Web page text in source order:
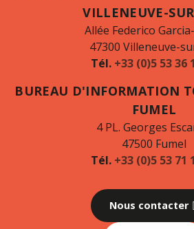
VILLENEUVE-
Allée Federico
47300 Villeneuve-
Tél. +33 (0)5 53 36
BUREAU D'INFORMATION
FUMEL
4 PL. Georges
47500 Fumel
Tél. +33 (0)5 53 71
Nous contacter